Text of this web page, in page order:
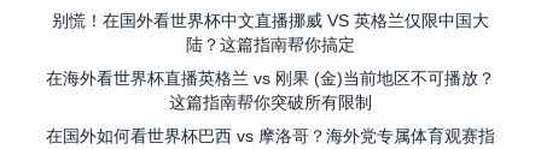
别慌！在国外看世界杯中文直播挪威 VS 英格兰仅限中国大
陆？这篇指南帮你搞定
在海外看世界杯直播英格兰 vs 刚果 (金)当前地区不可播放？
这篇指南帮你突破所有限制
在国外如何看世界杯巴西 vs 摩洛哥？海外党专属体育观赛指